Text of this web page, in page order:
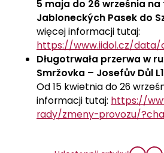
5 maja do 26 września na
Jabloneckých Pasek do
więcej informacji tutaj:
https://www.iidol.cz/data/
Długotrwała przerwa w
Smržovka – Josefův Důl
Od 15 kwietnia do 26
informacji tutaj: https://
rady/zmeny-provozu/